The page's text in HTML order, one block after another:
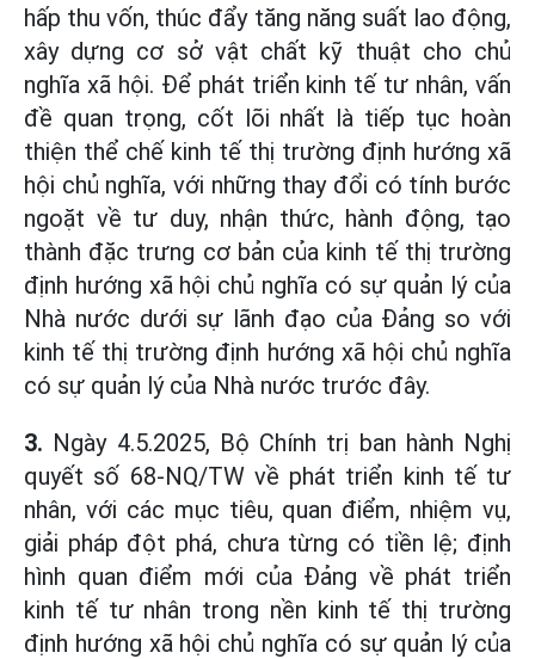
hấp thu vốn, thúc đẩy tăng năng suất lao động,
xây dựng cơ sở vật chất kỹ thuật cho chủ
nghĩa xã hội. Để phát triển kinh tế tư nhân, vấn
đề quan trọng, cốt lõi nhất là tiếp tục hoàn
thiện thể chế kinh tế thị trường định hướng xã
hội chủ nghĩa, với những thay đổi có tính bước
ngoặt về tư duy, nhận thức, hành động, tạo
thành đặc trưng cơ bản của kinh tế thị trường
định hướng xã hội chủ nghĩa có sự quản lý của
Nhà nước dưới sự lãnh đạo của Đảng so với
kinh tế thị trường định hướng xã hội chủ nghĩa
có sự quản lý của Nhà nước trước đây.
3. Ngày 4.5.2025, Bộ Chính trị ban hành Nghị
quyết số 68-NQ/TW về phát triển kinh tế tư
nhân, với các mục tiêu, quan điểm, nhiệm vụ,
giải pháp đột phá, chưa từng có tiền lệ; định
hình quan điểm mới của Đảng về phát triển
kinh tế tư nhân trong nền kinh tế thị trường
định hướng xã hội chủ nghĩa có sự quản lý của